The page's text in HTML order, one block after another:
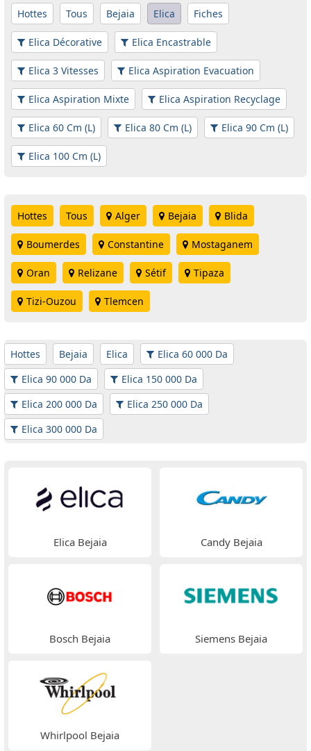
Hottes Tous Bejaia Elica Fiches
Elica Décorative Elica Encastrable
Elica 3 Vitesses Elica Aspiration Evacuation
Elica Aspiration Mixte Elica Aspiration Recyclage
Elica 60 Cm (L) Elica 80 Cm (L) Elica 90 Cm (L)
Elica 100 Cm (L)
Hottes Tous Alger Bejaia Blida
Boumerdes Constantine Mostaganem
Oran Relizane Sétif Tipaza
Tizi-Ouzou Tlemcen
Hottes Bejaia Elica
Elica 60 000 Da
Elica 90 000 Da
Elica 150 000 Da
Elica 200 000 Da
Elica 250 000 Da
Elica 300 000 Da
Elica Bejaia Candy Bejaia
Bosch Bejaia Siemens Bejaia
Whirlpool Bejaia